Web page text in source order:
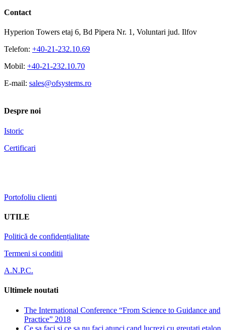
Contact
Hyperion Towers etaj 6, Bd Pipera Nr. 1, Voluntari jud. Ilfov
Telefon: +40-21-232.10.69
Mobil: +40-21-232.10.70
E-mail: sales@ofsystems.ro
Despre noi
Istoric
Certificari
Portofoliu clienti
UTILE
Politică de confidențialitate
Termeni si conditii
A.N.P.C.
Ultimele noutati
The International Conference “From Science to Guidance and
Practice” 2018
Ce sa faci si ce sa nu faci atunci cand lucrezi cu greutati etalon